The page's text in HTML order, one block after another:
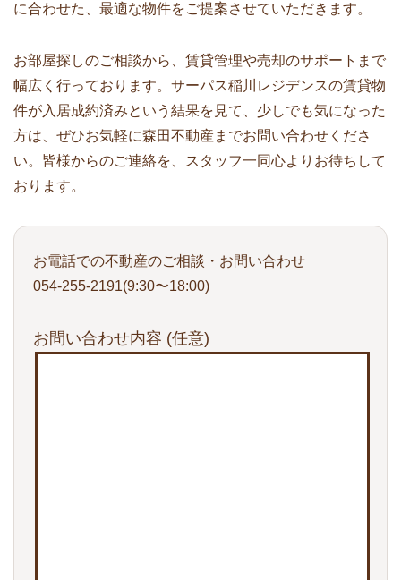
に合わせた、最適な物件をご提案させていただきます。
お部屋探しのご相談から、賃貸管理や売却のサポートまで
幅広く行っております。サーパス稲川レジデンスの賃貸物
件が入居成約済みという結果を見て、少しでも気になった
方は、ぜひお気軽に森田不動産までお問い合わせくださ
い。皆様からのご連絡を、スタッフ一同心よりお待ちして
おります。
お電話での不動産のご相談・お問い合わせ
054-255-2191(9:30〜18:00)
お問い合わせ内容 (任意)